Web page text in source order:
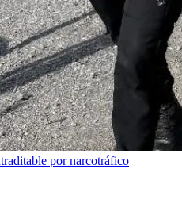
por narcotráfico